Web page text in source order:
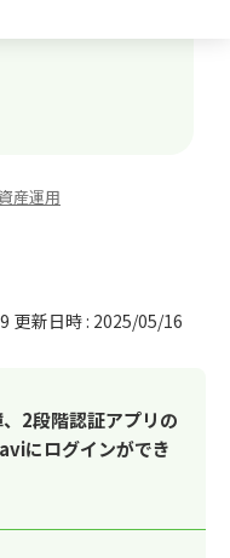
産運用
更新日時 : 2025/05/16
2段階認証アプリの
にログインができ